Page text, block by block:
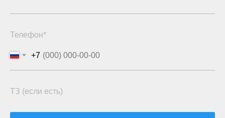
Телефон*
+7
ТЗ (если есть)